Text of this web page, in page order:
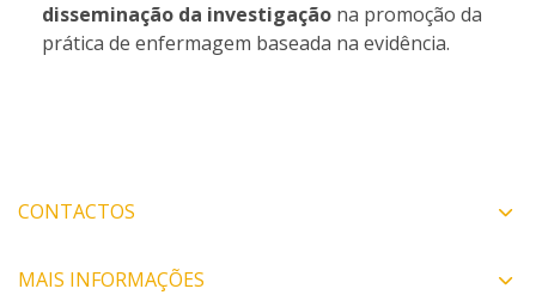
disseminação da investigação na promoção da
prática de enfermagem baseada na evidência.
CONTACTOS
MAIS INFORMAÇÕES